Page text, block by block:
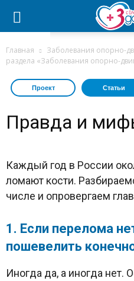
Главная Заболевания опорно-
раздела «Заболевания опорно-
Проект Статьи
Правда и
Каждый год в России
ломают кости.
числе и опровергаем
1. Если перелома
пошевелить
Иногда да, а иногда нет.